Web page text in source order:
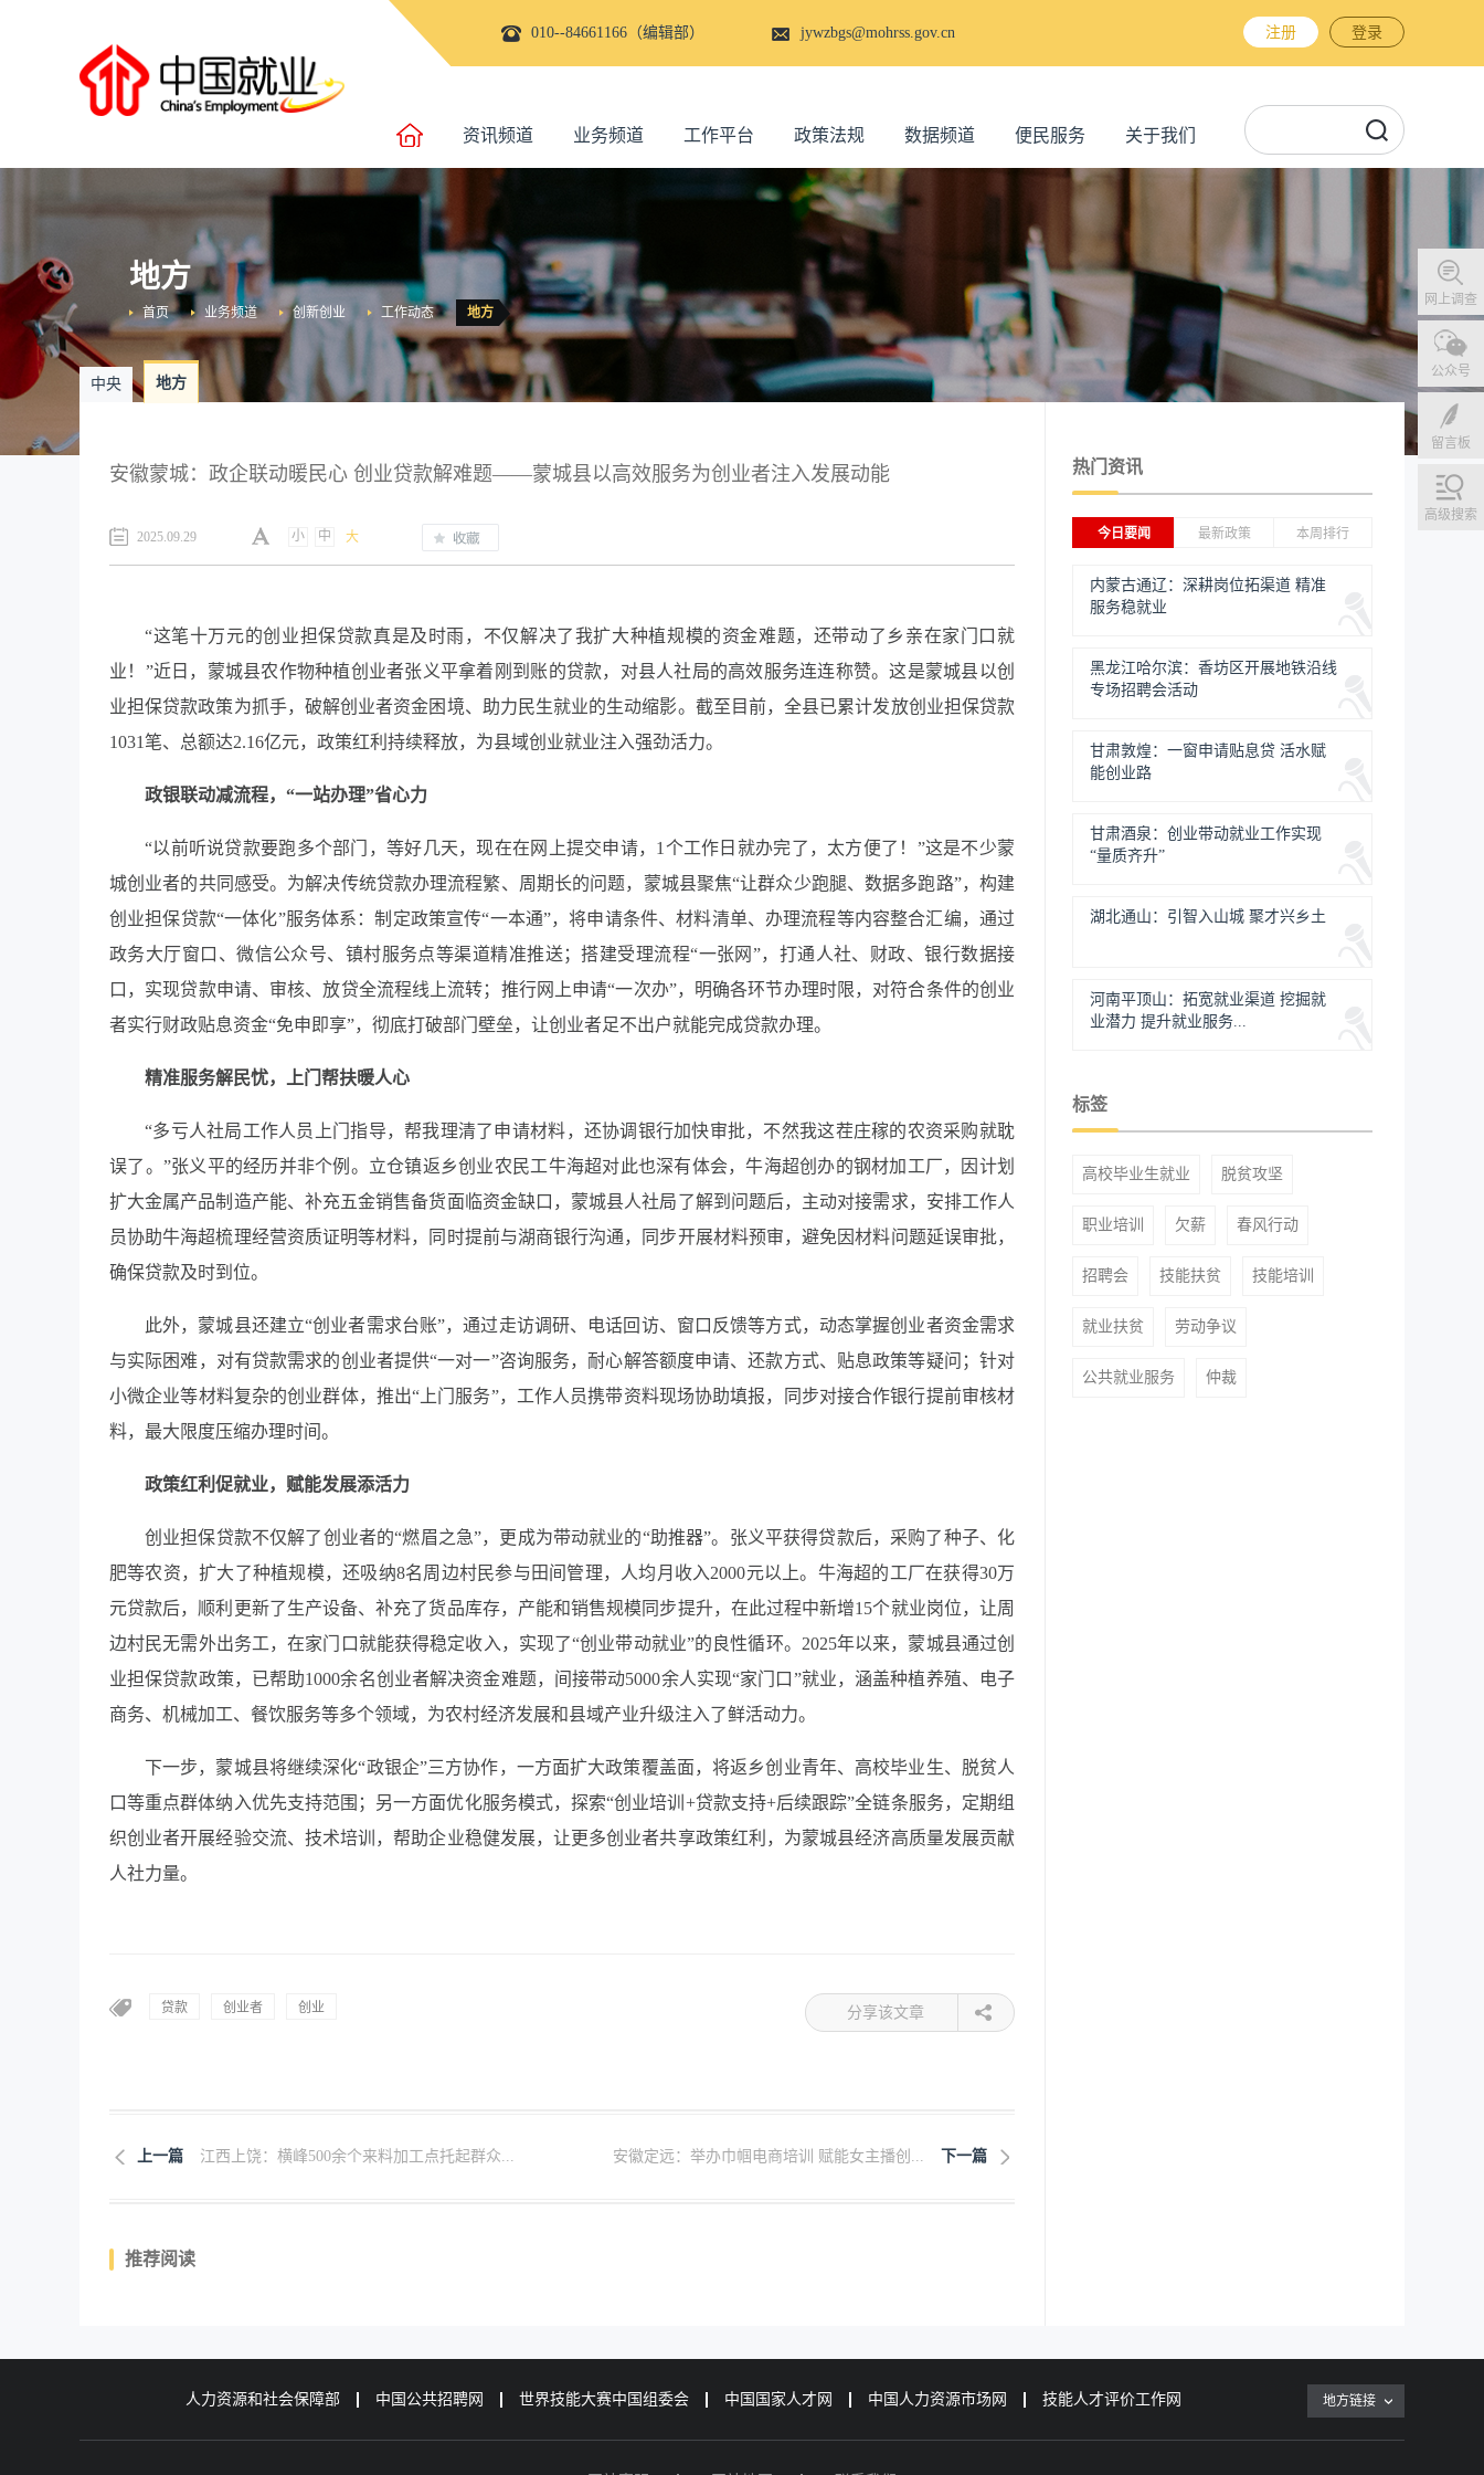
010--84661166（编辑部） jywzbgs@mohrss.gov.cn 注册 登录
资讯频道 业务频道 工作平台 政策法规 数据频道 便民服务 关于我们
网上调查
公众号
留言板
高级搜索
地方
地方
工作动态
创新创业
业务频道
首页
中央 地方
安徽蒙城：政企联动暖民心 创业贷款解难题——蒙城县以高效服务为创业者注入发展动能
2025.09.29 小 中 大
“这笔十万元的创业担保贷款真是及时雨，不仅解决了我扩大种植规模的资金难题，还带动了乡亲在家门口就
业！”近日，蒙城县农作物种植创业者张义平拿着刚到账的贷款，对县人社局的高效服务连连称赞。这是蒙城县以创
业担保贷款政策为抓手，破解创业者资金困境、助力民生就业的生动缩影。截至目前，全县已累计发放创业担保贷款
1031笔、总额达2.16亿元，政策红利持续释放，为县域创业就业注入强劲活力。
政银联动减流程，“一站办理”省心力
“以前听说贷款要跑多个部门，等好几天，现在在网上提交申请，1个工作日就办完了，太方便了！”这是不少蒙
城创业者的共同感受。为解决传统贷款办理流程繁、周期长的问题，蒙城县聚焦“让群众少跑腿、数据多跑路”，构建
创业担保贷款“一体化”服务体系：制定政策宣传“一本通”，将申请条件、材料清单、办理流程等内容整合汇编，通过
政务大厅窗口、微信公众号、镇村服务点等渠道精准推送；搭建受理流程“一张网”，打通人社、财政、银行数据接
口，实现贷款申请、审核、放贷全流程线上流转；推行网上申请“一次办”，明确各环节办理时限，对符合条件的创业
者实行财政贴息资金“免申即享”，彻底打破部门壁垒，让创业者足不出户就能完成贷款办理。
精准服务解民忧，上门帮扶暖人心
“多亏人社局工作人员上门指导，帮我理清了申请材料，还协调银行加快审批，不然我这茬庄稼的农资采购就耽
误了。”张义平的经历并非个例。立仓镇返乡创业农民工牛海超对此也深有体会，牛海超创办的钢材加工厂，因计划
扩大金属产品制造产能、补充五金销售备货面临资金缺口，蒙城县人社局了解到问题后，主动对接需求，安排工作人
员协助牛海超梳理经营资质证明等材料，同时提前与湖商银行沟通，同步开展材料预审，避免因材料问题延误审批，
确保贷款及时到位。
此外，蒙城县还建立“创业者需求台账”，通过走访调研、电话回访、窗口反馈等方式，动态掌握创业者资金需求
与实际困难，对有贷款需求的创业者提供“一对一”咨询服务，耐心解答额度申请、还款方式、贴息政策等疑问；针对
小微企业等材料复杂的创业群体，推出“上门服务”，工作人员携带资料现场协助填报，同步对接合作银行提前审核材
料，最大限度压缩办理时间。
政策红利促就业，赋能发展添活力
创业担保贷款不仅解了创业者的“燃眉之急”，更成为带动就业的“助推器”。张义平获得贷款后，采购了种子、化
肥等农资，扩大了种植规模，还吸纳8名周边村民参与田间管理，人均月收入2000元以上。牛海超的工厂在获得30万
元贷款后，顺利更新了生产设备、补充了货品库存，产能和销售规模同步提升，在此过程中新增15个就业岗位，让周
边村民无需外出务工，在家门口就能获得稳定收入，实现了“创业带动就业”的良性循环。2025年以来，蒙城县通过创
业担保贷款政策，已帮助1000余名创业者解决资金难题，间接带动5000余人实现“家门口”就业，涵盖种植养殖、电子
商务、机械加工、餐饮服务等多个领域，为农村经济发展和县域产业升级注入了鲜活动力。
下一步，蒙城县将继续深化“政银企”三方协作，一方面扩大政策覆盖面，将返乡创业青年、高校毕业生、脱贫人
口等重点群体纳入优先支持范围；另一方面优化服务模式，探索“创业培训+贷款支持+后续跟踪”全链条服务，定期组
织创业者开展经验交流、技术培训，帮助企业稳健发展，让更多创业者共享政策红利，为蒙城县经济高质量发展贡献
人社力量。
贷款 创业者 创业 分享该文章
上一篇 江西上饶：横峰500余个来料加工点托起群众... 下一篇
安徽定远：举办巾帼电商培训 赋能女主播创...
推荐阅读
热门资讯
今日要闻 最新政策 本周排行
内蒙古通辽：深耕岗位拓渠道 精准
服务稳就业
黑龙江哈尔滨：香坊区开展地铁沿线
专场招聘会活动
甘肃敦煌：一窗申请贴息贷 活水赋
能创业路
甘肃酒泉：创业带动就业工作实现
“量质齐升”
湖北通山：引智入山城 聚才兴乡土
河南平顶山：拓宽就业渠道 挖掘就
业潜力 提升就业服务...
标签
高校毕业生就业 脱贫攻坚
职业培训 欠薪 春风行动
招聘会 技能扶贫 技能培训
就业扶贫 劳动争议
公共就业服务 仲裁
人力资源和社会保障部 中国公共招聘网 世界技能大赛中国组委会 中国国家人才网 中国人力资源市场网 技能人才评价工作网 地方链接